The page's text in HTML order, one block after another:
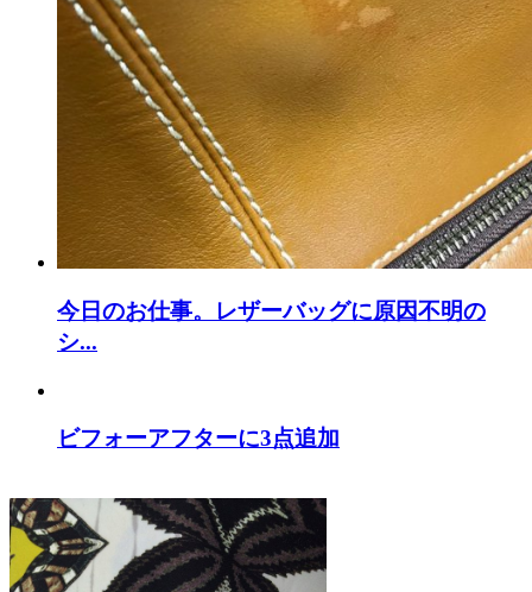
今日のお仕事。レザーバッグに原因不明の
シ...
ビフォーアフターに3点追加